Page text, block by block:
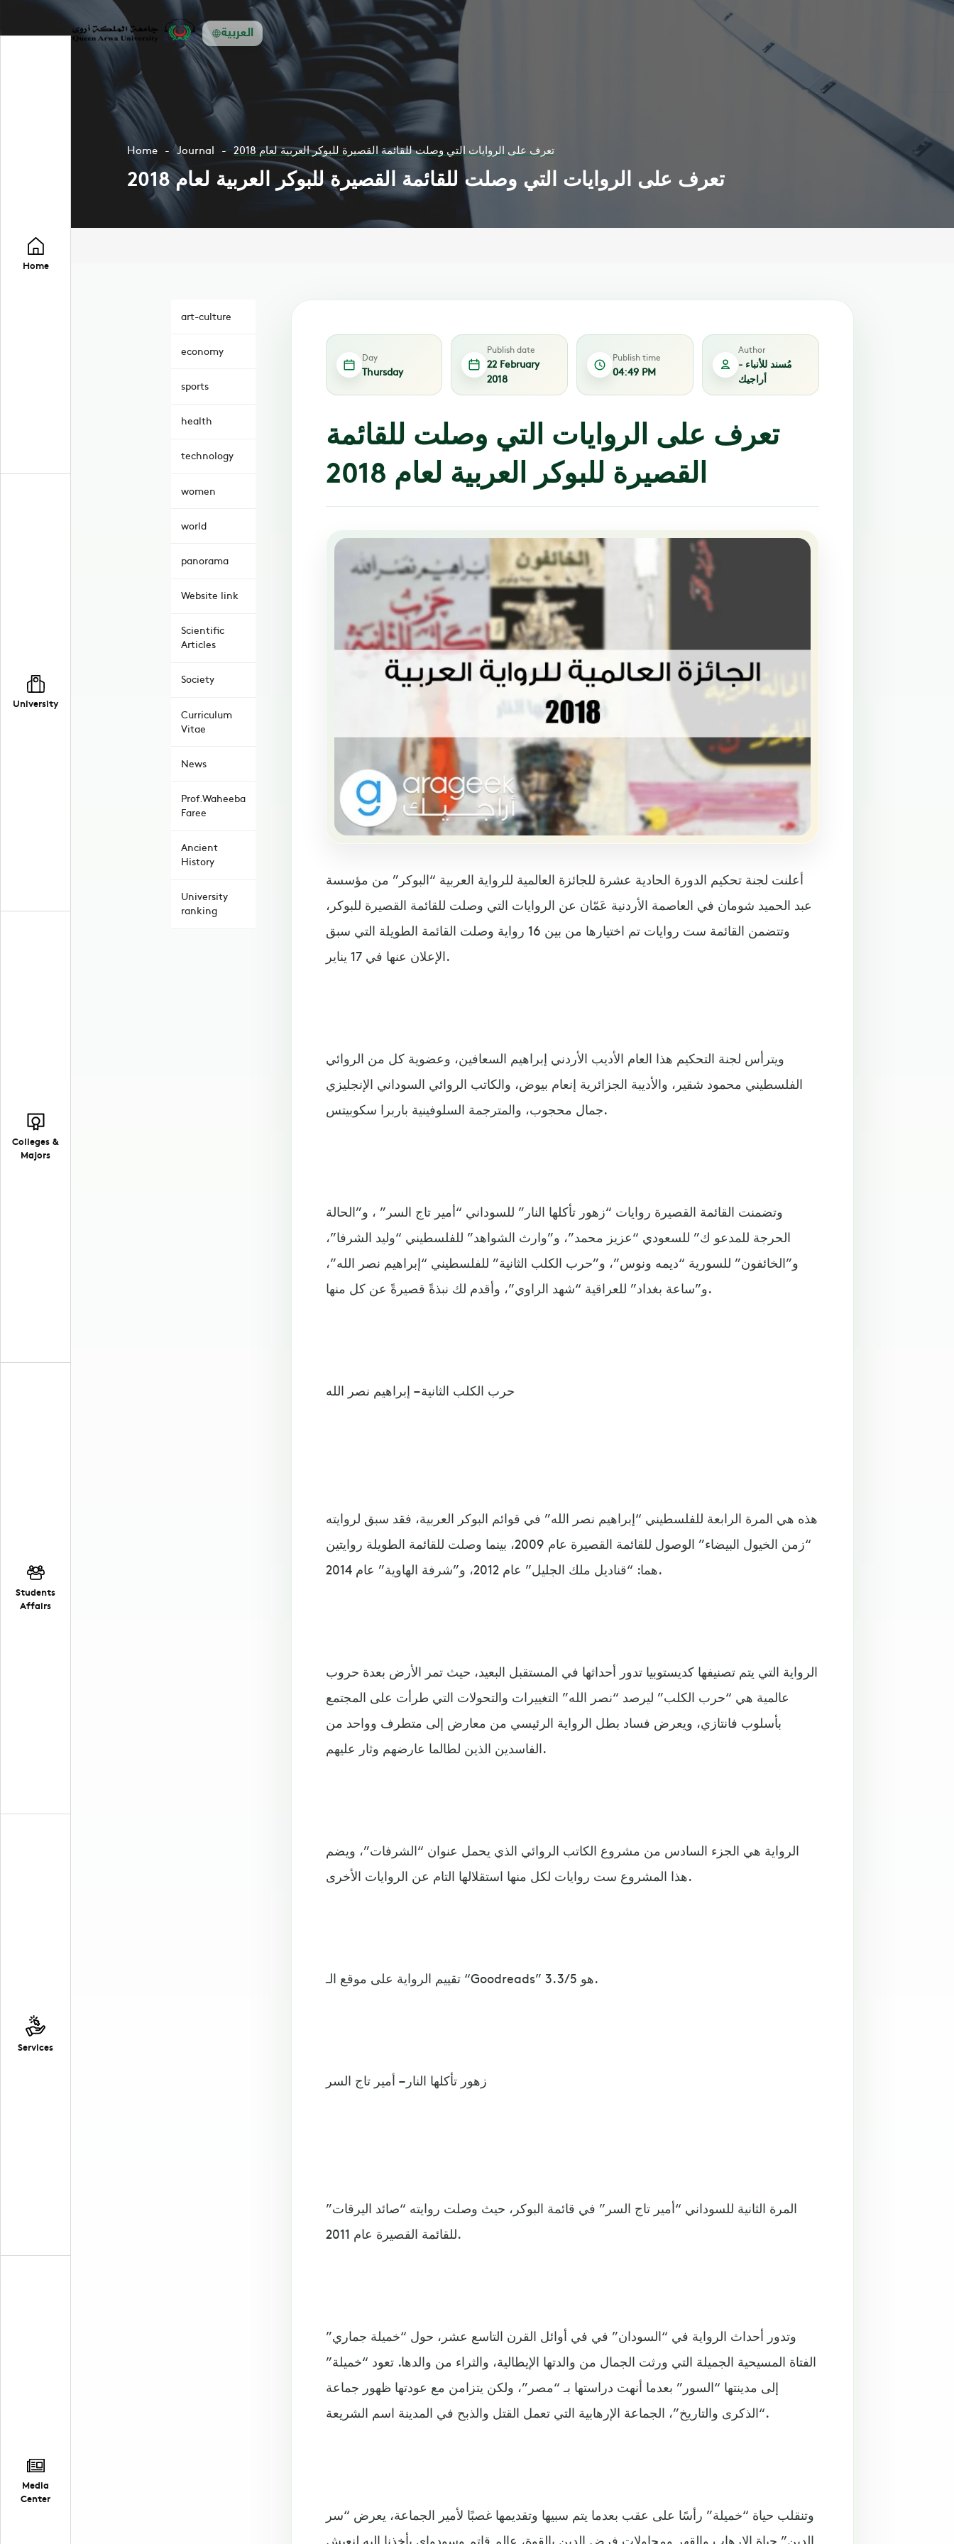
العربية
Home
University
Colleges &
Majors
Students
Affairs
Services
Media
Center
Home Journal تعرف على الروايات التي وصلت للقائمة القصيرة للبوكر العربية لعام 2018
تعرف على الروايات التي وصلت للقائمة القصيرة للبوكر العربية لعام 2018
art-culture
economy
sports
health
technology
women
world
panorama
Website link
Scientific
Articles
Society
Curriculum
Vitae
News
Prof.Waheeba
Faree
Ancient
History
University
ranking
Day
Thursday
Publish date
22 February
2018
Publish time
04:49 PM
Author
مُسند للأنباء -
أراجيك
تعرف على الروايات التي وصلت للقائمة
القصيرة للبوكر العربية لعام 2018
أعلنت لجنة تحكيم الدورة الحادية عشرة للجائزة العالمية للرواية العربية “البوكر” من مؤسسة
عبد الحميد شومان في العاصمة الأردنية عَمّان عن الروايات التي وصلت للقائمة القصيرة للبوكر،
وتتضمن القائمة ست روايات تم اختيارها من بين 16 رواية وصلت القائمة الطويلة التي سبق
الإعلان عنها في 17 يناير.
ويترأس لجنة التحكيم هذا العام الأديب الأردني إبراهيم السعافين، وعضوية كل من الروائي
الفلسطيني محمود شقير، والأديبة الجزائرية إنعام بيوض، والكاتب الروائي السوداني الإنجليزي
جمال محجوب، والمترجمة السلوفينية باربرا سكوبيتس.
وتضمنت القائمة القصيرة روايات “زهور تأكلها النار” للسوداني “أمير تاج السر” ، و”الحالة
الحرجة للمدعو ك” للسعودي “عزيز محمد”، و”وارث الشواهد” للفلسطيني “وليد الشرفا”،
و”الخائفون” للسورية “ديمه ونوس”، و”حرب الكلب الثانية” للفلسطيني “إبراهيم نصر الله”،
و”ساعة بغداد” للعراقية “شهد الراوي”، وأقدم لك نبذةً قصيرةً عن كل منها.
حرب الكلب الثانية – إبراهيم نصر الله
هذه هي المرة الرابعة للفلسطيني “إبراهيم نصر الله” في قوائم البوكر العربية، فقد سبق لروايته
“زمن الخيول البيضاء” الوصول للقائمة القصيرة عام 2009، بينما وصلت للقائمة الطويلة روايتين
هما: “قناديل ملك الجليل” عام 2012، و”شرفة الهاوية” عام 2014.
الرواية التي يتم تصنيفها كديستوبيا تدور أحداثها في المستقبل البعيد، حيث تمر الأرض بعدة حروب
عالمية هي “حرب الكلب” ليرصد “نصر الله” التغييرات والتحولات التي طرأت على المجتمع
بأسلوب فانتازي، ويعرض فساد بطل الرواية الرئيسي من معارض إلى متطرف وواحد من
الفاسدين الذين لطالما عارضهم وثار عليهم.
الرواية هي الجزء السادس من مشروع الكاتب الروائي الذي يحمل عنوان “الشرفات”، ويضم
هذا المشروع ست روايات لكل منها استقلالها التام عن الروايات الأخرى.
تقييم الرواية على موقع الـ “Goodreads” هو 3.3/5.
زهور تأكلها النار – أمير تاج السر
المرة الثانية للسوداني “أمير تاج السر” في قائمة البوكر، حيث وصلت روايته “صائد اليرقات”
للقائمة القصيرة عام 2011.
وتدور أحداث الرواية في “السودان” في في أوائل القرن التاسع عشر، حول “خميلة جماري”
الفتاة المسيحية الجميلة التي ورثت الجمال من والدتها الإيطالية، والثراء من والدها. تعود “خميلة”
إلى مدينتها “السور” بعدما أنهت دراستها بـ “مصر”، ولكن يتزامن مع عودتها ظهور جماعة
“الذكرى والتاريخ”، الجماعة الإرهابية التي تعمل القتل والذبح في المدينة اسم الشريعة.
وتنقلب حياة “خميلة” رأسًا على عقب بعدما يتم سبيها وتقديمها غصبًا لأمير الجماعة، يعرض “سر
الدين” حياة الإرهاب والقهر ومحاولات فرض الدين بالقوة، عالم قاتم وسودواي يأخذنا إليه لنعيش